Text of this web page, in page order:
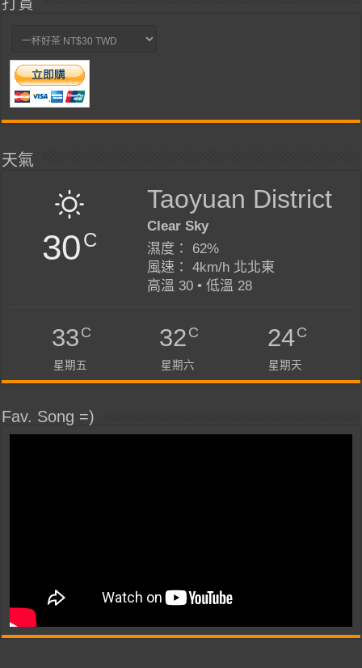
天氣
30C
Taoyuan District
Clear Sky
濕度： 62%
風速： 4km/h 北北東
高溫 30 • 低溫 28
33C
星期五
32C
星期六
24C
星期天
Fav. Song =)